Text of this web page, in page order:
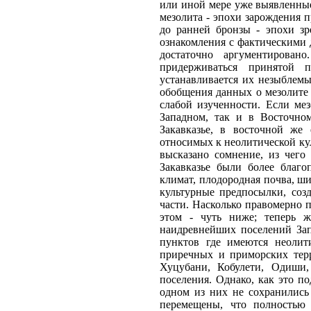
или иной мере уже
мезолита - эпохи зарождения
до ранней бронзы - эпохи
ознакомления с
достаточно
придерживаться принятой
устанавливается их
обобщения данных о
слабой изученности. Если
Западном, так и в
Закавказье, в восточной
относимых к неолитической
высказано сомнение, из
Закавказье были более
климат, плодородная почва,
культурные предпосылки,
части. Насколько правомерно
этом - чуть ниже; теперь
наидревнейших поселений
пунктов где имеются
приречных и приморских
Хуцубани, Кобулети,
поселения. Однако, как это
одном из них не
перемещены, что